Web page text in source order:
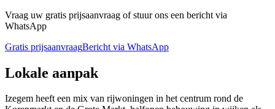
Vraag uw gratis prijsaanvraag of stuur ons een bericht via
WhatsApp
Gratis prijsaanvraagBericht via WhatsApp
Lokale aanpak
Izegem heeft een mix van rijwoningen in het centrum rond de